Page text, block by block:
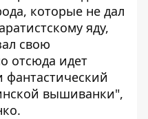
которые не дал
яду,
свою
отсюда идет
вышиванки",